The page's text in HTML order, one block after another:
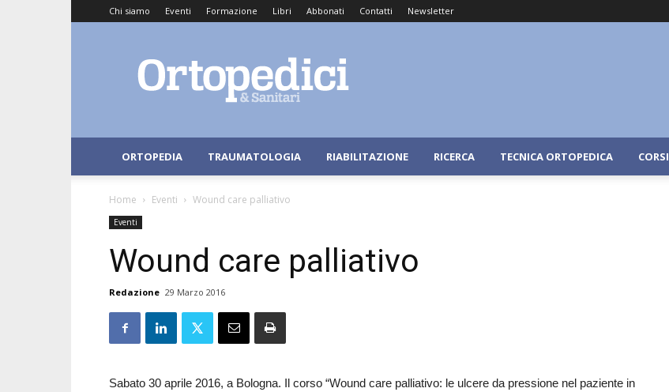
Chi siamo Eventi Formazione Libri Abbonati Contatti Newsletter
e
Sanitari
ORTOPEDIA TRAUMATOLOGIA RIABILITAZIONE RICERCA TECNICA ORTOPEDICA CORSI
Home Eventi Wound care palliativo
Eventi
Wound care palliativo
Redazione 29 Marzo 2016
Sabato 30 aprile 2016, a Bologna. Il corso “Wound care palliativo: le ulcere da pressione nel paziente in